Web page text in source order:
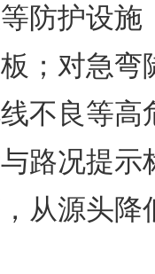
防护设施
；对急弯
不良等高
路况提示
从源头降